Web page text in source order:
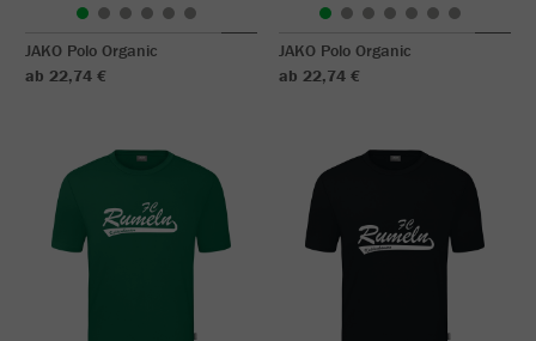
JAKO Polo Organic
ab 22,74 €
JAKO Polo Organic
ab 22,74 €